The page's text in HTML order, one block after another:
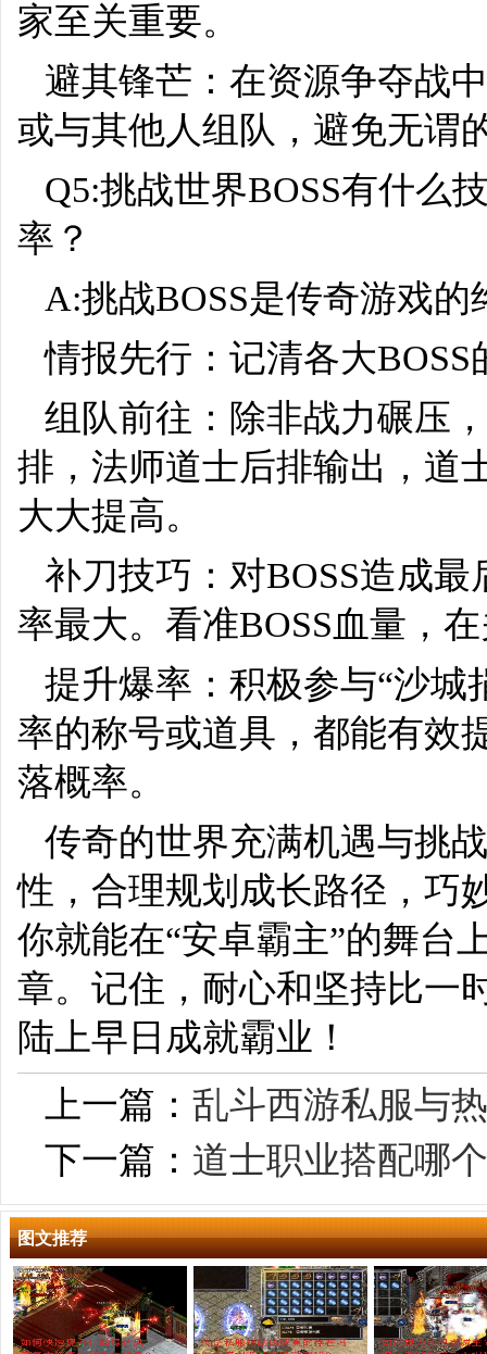
家至关重要。
避其锋芒：在资源争夺战
或与其他人组队，避免无谓
Q5:挑战世界BOSS有什么
率？
A:挑战BOSS是传奇游戏
情报先行：记清各大
组队前往：除非战力碾压
排，法师道士后排输出，道
大大提高。
补刀技巧：对BOSS造成
率最大。看准BOSS血量，
提升爆率：积极参与“沙城
率的称号或道具，都能有效
落概率。
传奇的世界充满机遇与挑
性，合理规划成长路径，巧
你就能在“安卓霸主”的舞台
章。记住，耐心和坚持比一
陆上早日成就霸业！
上一篇： 乱斗西游私服与
下一篇： 道士职业搭配哪
图文推荐